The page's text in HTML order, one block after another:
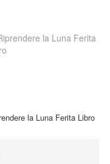
Riprendere la Luna Ferita Libro